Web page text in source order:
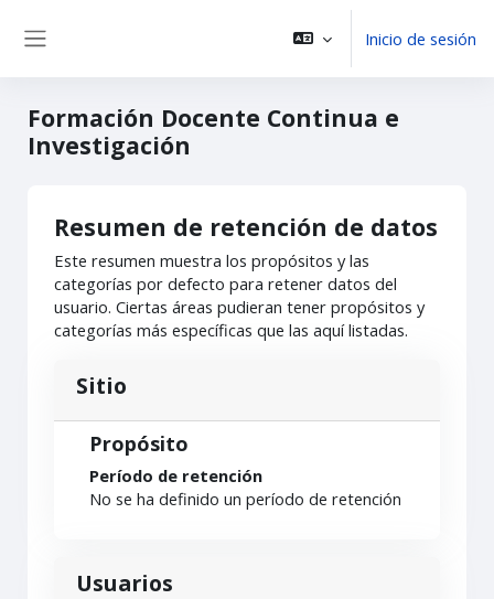
Inicio de sesión
Formación Docente Continua e
Investigación
Resumen de retención de datos
Este resumen muestra los propósitos y las
categorías por defecto para retener datos del
usuario. Ciertas áreas pudieran tener propósitos y
categorías más específicas que las aquí listadas.
Sitio
Propósito
Período de retención
No se ha definido un período de retención
Usuarios